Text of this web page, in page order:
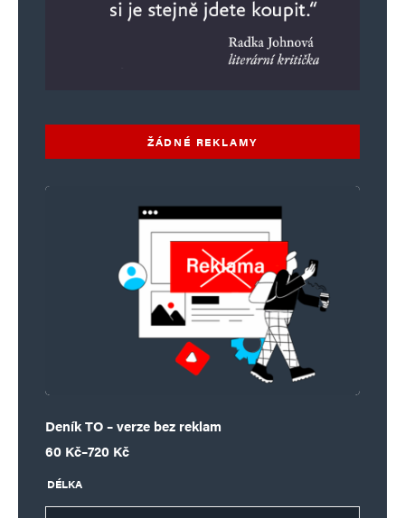
ŽÁDNÉ REKLAMY
Deník TO – verze bez reklam
60 Kč–720 Kč
Rozpětí cen: 60 Kč až 720 Kč
DÉLKA